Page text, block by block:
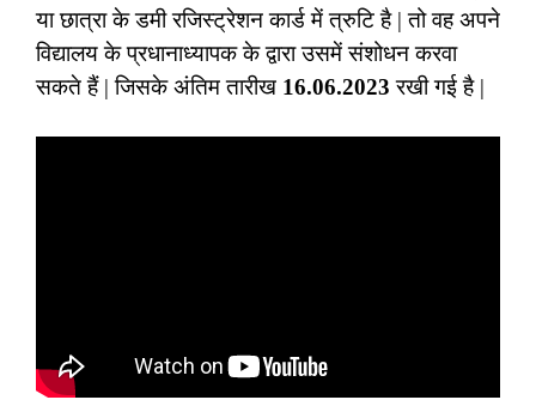
या छात्रा के डमी रजिस्ट्रेशन कार्ड में त्रुटि है | तो वह अपने
विद्यालय के प्रधानाध्यापक के द्वारा उसमें संशोधन करवा
सकते हैं | जिसके अंतिम तारीख 16.06.2023 रखी गई है |